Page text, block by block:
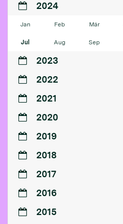
2024
Jan Feb Mär
Jul Aug Sep
2023
2022
2021
2020
2019
2018
2017
2016
2015